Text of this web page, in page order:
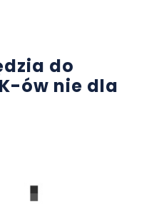
do
ów nie dla